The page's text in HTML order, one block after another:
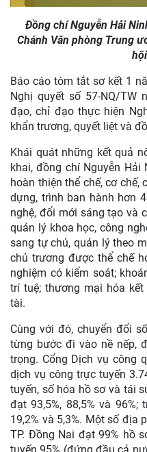
Đồng chí Nguyễn Hải
Chánh Văn phòng Trung
Báo cáo tóm tắt sơ kết 1
Nghị quyết số 57-NQ/TW
đạo, chỉ đạo thực hiện
khẩn trương, quyết liệt và
Khái quát những kết quả
khai, đồng chí Nguyễn
hoàn thiện thể chế, cơ chế,
dựng, trình ban hành hơn
nghệ, đổi mới sáng tạo và
quản lý khoa học, công
sang tự chủ, quản lý theo
chủ trương được thể chế
nghiệm có kiểm soát;
trí tuệ; thương mại hóa
tài.
Cùng với đó, chuyển đổi
từng bước đi vào nề nếp,
trọng. Cổng Dịch vụ công
dịch vụ công trực tuyến
tuyến, số hóa hồ sơ và tái
đạt 93,5%, 88,5% và 96%;
19,2% và 5,3%. Một số địa
TP. Đồng Nai đạt 99% hồ